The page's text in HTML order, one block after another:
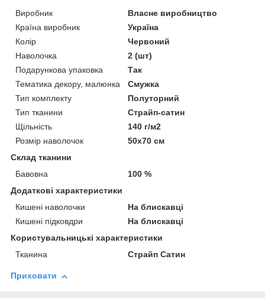
Виробник
Власне виробництво
Країна виробник
Україна
Колір
Червоний
Наволочка
2 (шт)
Подарункова упаковка
Так
Тематика декору, малюнка
Смужка
Тип комплекту
Полуторний
Тип тканини
Страйп-сатин
Щільність
140 г/м2
Розмір наволочок
50х70 см
Склад тканини
Бавовна
100 %
Додаткові характеристики
Кишені наволочки
На блискавці
Кишені підковдри
На блискавці
Користувальницькі характеристики
Тканина
Страйп Сатин
Приховати